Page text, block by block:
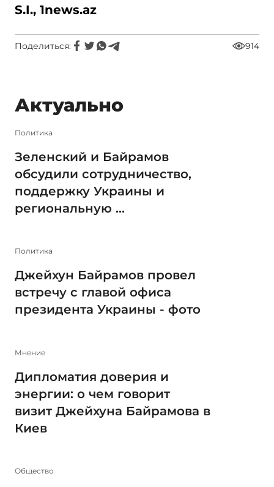
S.I., 1news.az
Поделиться: 914
Актуально
Политика
Зеленский и Байрамов
обсудили сотрудничество,
поддержку Украины и
региональную ...
Политика
Джейхун Байрамов провел
встречу с главой офиса
президента Украины - фото
Мнение
Дипломатия доверия и
энергии: о чем говорит
визит Джейхуна Байрамова в
Киев
Общество